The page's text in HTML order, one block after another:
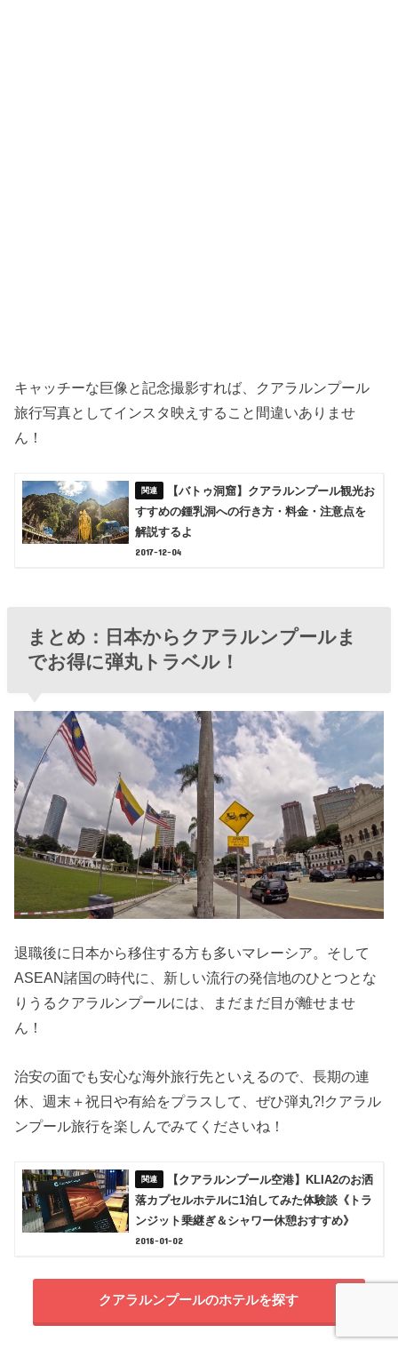
キャッチーな巨像と記念撮影すれば、クアラルンプール
旅行写真としてインスタ映えすること間違いありませ
ん！
【バトゥ洞窟】クアラルンプール観光お
すすめの鍾乳洞への行き方・料金・注意点を
解説するよ
2017-12-04
まとめ：日本からクアラルンプールま
でお得に弾丸トラベル！
退職後に日本から移住する方も多いマレーシア。そして
ASEAN諸国の時代に、新しい流行の発信地のひとつとな
りうるクアラルンプールには、まだまだ目が離せませ
ん！
治安の面でも安心な海外旅行先といえるので、長期の連
休、週末＋祝日や有給をプラスして、ぜひ弾丸?!クアラル
ンプール旅行を楽しんでみてくださいね！
【クアラルンプール空港】KLIA2のお洒
落カプセルホテルに1泊してみた体験談《トラ
ンジット乗継ぎ＆シャワー休憩おすすめ》
2018-01-02
クアラルンプールのホテルを探す